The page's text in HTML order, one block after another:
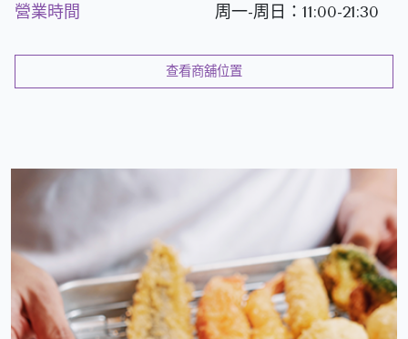
營業時間
周一-周日：11:00-21:30
查看商舖位置